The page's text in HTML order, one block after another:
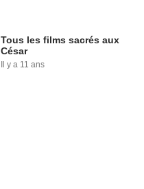
Tous les films sacrés aux
César
Il y a 11 ans